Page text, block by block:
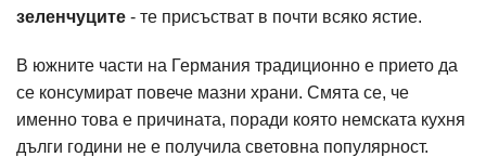
зеленчуците - те присъстват в почти всяко ястие.
В южните части на Германия традиционно е прието да
се консумират повече мазни храни. Смята се, че
именно това е причината, поради която немската кухня
дълги години не е получила световна популярност.